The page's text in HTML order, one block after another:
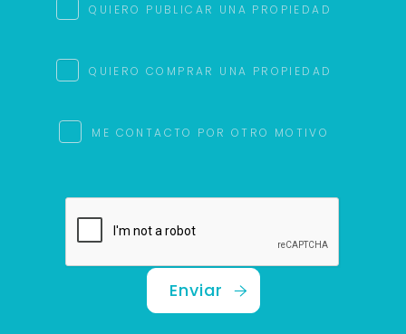
QUIERO PUBLICAR UNA PROPIEDAD
QUIERO COMPRAR UNA PROPIEDAD
ME CONTACTO POR OTRO MOTIVO
Enviar